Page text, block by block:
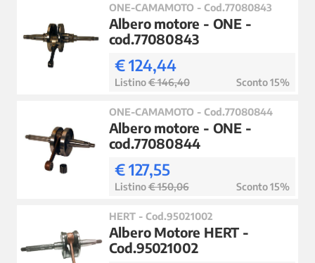
ONE-CAMAMOTO - Cod.77080843
Albero motore - ONE -
cod.77080843
€ 124,44
Listino€ 146,40 Sconto 15%
ONE-CAMAMOTO - Cod.77080844
Albero motore - ONE -
cod.77080844
€ 127,55
Listino€ 150,06 Sconto 15%
HERT - Cod.95021002
Albero Motore HERT -
Cod.95021002